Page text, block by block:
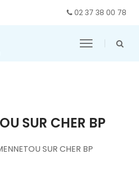
02 37 38 00 78
SUR CHER BP
SUR CHER BP